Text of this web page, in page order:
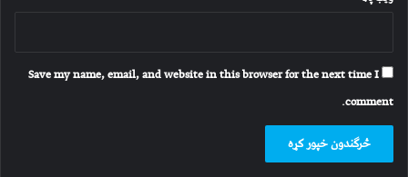
Save my name, email, and website in this browser for the next time I
comment.